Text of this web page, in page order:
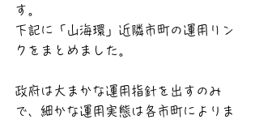
す。
下記に「山海環」近隣市町の運用リン
クをまとめました。
政府は大まかな運用指針を出すのみ
で、細かな運用実態は各市町によりま